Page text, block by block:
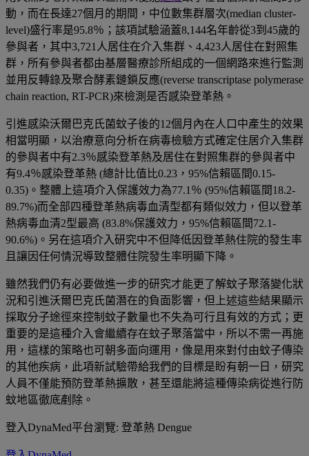
動，而在長達27個月的期間 ，中位數集群層次(median cluster-
level)盛行率是95.8％ ； 該項試驗涵蓋8,144名年齡從3到 45歲的
參與者，其中3,721人居住在介入集群 、 4,423人居住在對照集
群 ， 所有參與者都由基層醫療診所組成的一個網路來進行監測
並用反轉錄及聚合酵素鏈鎖反應(reverse transcriptase polymerase
chain reaction, RT-PCR)來檢測是否感染登革熱 。
引進感染沃爾巴克氏菌蚊子後的12個月內在人口中產生的效果
相當明顯，以治療意向分析在病毒檢驗方式確定住居介入集群
的參與者中有2.3％感染登革熱及居住在對照集群的參與者中
有9.4％感染登革熱 (總計比值比0.23 ， 95%信賴區間0.15-
0.35) 。整體上這項介入保護效力為77.1％ (95%信賴區間18.2-
89.7%)而全部四種登革熱病毒血清型都有類似效力， 但以登革
熱病毒血清2型最高 (83.8%保護效力， 95%信賴區間72.1-
90.6%) 。另在這項介入研究中不但降低因登革熱住院的發生率
且讓因任何情況導致整體住院發生率明顯下降。
雖然我們仍有必要做進一步的研究才能更了解蚊子聚落變化狀
況和引進沃爾巴克氏菌潛在的負面影響 ，但上述這些結果顯示
採取分子途徑來控制蚊子數量也不失為可行且有效的方式；更
重要的是這種介入會繼續存在蚊子聚落當中，所以不需一再施
用，這樣的策略也可朝多面向運用，像是用來對付由蚊子傳染
的其他疾病，此項新試驗帶給我們的目標是盼有朝一日，研究
人員不僅能預防登革熱擴散，甚至還能將這種傳染病從進行防
蚊地區徹底剷除。
登入DynaMed平台瀏覽: 登革熱 Dengue